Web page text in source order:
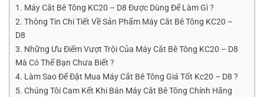
1. Máy Căt Bê Tông KC20 – D8 Được Dùng Để Làm Gì ?
2. Thông Tin Chi Tiết Về Sản Phẩm Máy Căt Bê Tông KC20 –
D8
3. Những Ưu Điểm Vượt Trội Của Máy Căt Bê Tông KC20 – D8
Mà Có Thể Bạn Chưa Biết ?
4. Làm Sao Để Đặt Mua Máy Cắt Bê Tông Giá Tốt Kc20 – D8 ?
5. Chúng Tôi Cam Kết Khi Bán Máy Căt Bê Tông Chính Hãng